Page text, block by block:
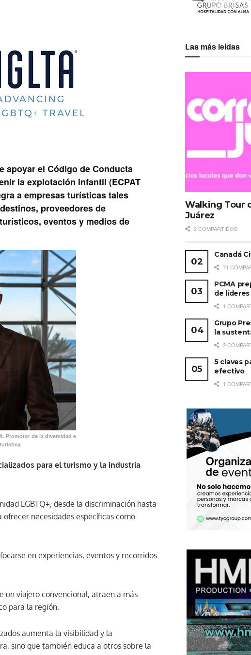
apoyar el Código de Conducta
la explotación infantil (ECPAT
a empresas turísticas tales
proveedores de
eventos y medios de
Promotor de la diversidad e
para el turismo y la industria
LGBTQ+, desde la discriminación hasta
necesidades específicas como
en experiencias, eventos y recorridos
un viajero convencional, atraen a más
para la región.
aumenta la visibilidad y la
sino que también educa a otros sobre la
Las más leídas
Walking Tour
Juárez
2 COMPARTIDOS
Canadá
71
PCMA
de líderes
1
Grupo
la
2
5 claves
efectivo
1